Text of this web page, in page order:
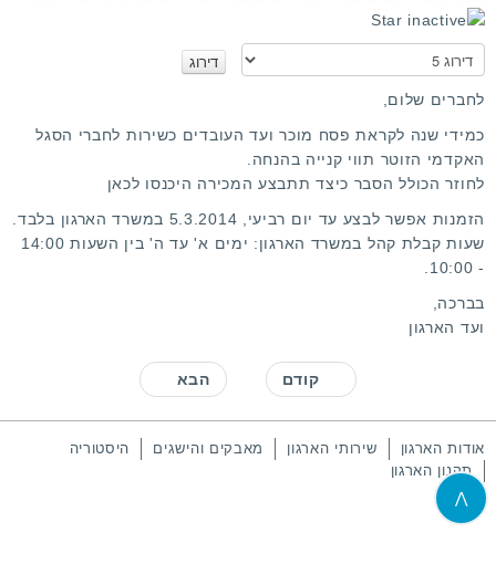
נ
א
ר
ג
ו
לחברים שלום,
כמידי שנה לקראת פסח מוכר ועד העובדים כשירות לחברי הסגל
האקדמי הזוטר תווי קנייה בהנחה.
לחוזר הכולל הסבר כיצד תתבצע המכירה היכנסו לכאן
הזמנות אפשר לבצע עד יום רביעי, 5.3.2014 במשרד הארגון בלבד.
שעות קבלת קהל במשרד הארגון: ימים א' עד ה' בין השעות 14:00
- 10:00.
בברכה,
ועד הארגון
קודם הבא
אודות הארגון שירותי הארגון מאבקים והישגים
היסטוריה
תקנון הארגון
⋀